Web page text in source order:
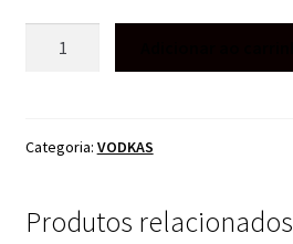
Categoria: VODKAS
Produtos relacionados